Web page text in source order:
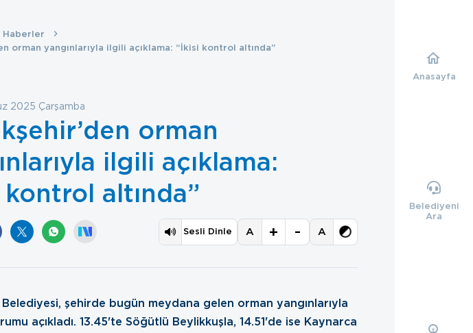
Haberler
orman yangınlarıyla ilgili açıklama: “İkisi kontrol altında”
2025 Çarşamba
orman
ilgili açıklama:
kontrol altında”
Sesli Dinle A + - A
şehirde bugün meydana gelen orman yangınlarıyla
açıkladı. 13.45'te Söğütlü Beylikkuşla, 14.51'de ise Kaynarca
Anasayfa
Belediyeni
Ara